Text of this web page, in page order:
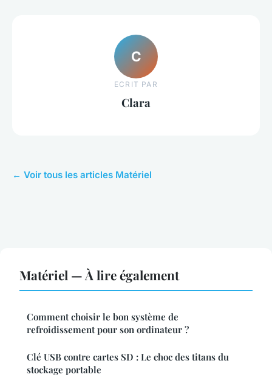
C
ECRIT PAR
Clara
← Voir tous les articles Matériel
Matériel — À lire également
Comment choisir le bon système de
refroidissement pour son ordinateur ?
Clé USB contre cartes SD : Le choc des titans du
stockage portable